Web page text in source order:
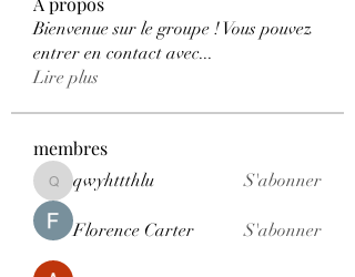
Bienvenue sur le groupe ! Vous pouvez
entrer en contact avec...
Lire plus
membres
qwyhttthlu
qwyhttthlu S'abonner
Florence Carter S'abonner